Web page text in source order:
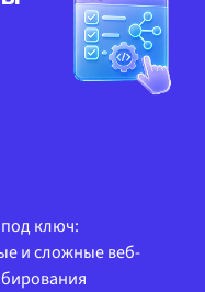
ключ:
и сложные веб-